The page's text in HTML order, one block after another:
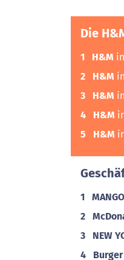
Die
1 H&M
2 H&M
3 H&M
4 H&M
5 H&M
1 MANGO
2
3 NEW
4